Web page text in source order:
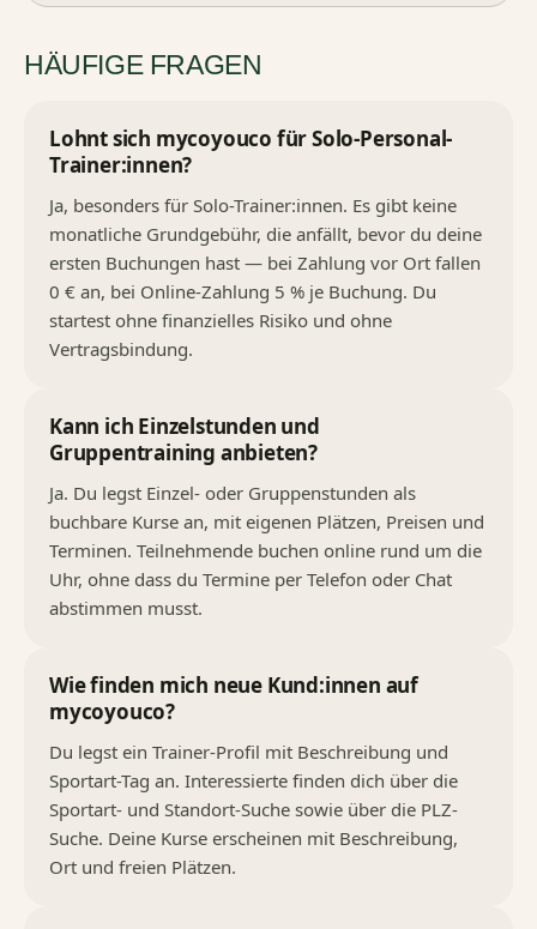
HÄUFIGE FRAGEN
Lohnt sich mycoyouco für Solo-Personal-
Trainer:innen?
Ja, besonders für Solo-Trainer:innen. Es gibt keine
monatliche Grundgebühr, die anfällt, bevor du deine
ersten Buchungen hast — bei Zahlung vor Ort fallen
0 € an, bei Online-Zahlung 5 % je Buchung. Du
startest ohne finanzielles Risiko und ohne
Vertragsbindung.
Kann ich Einzelstunden und
Gruppentraining anbieten?
Ja. Du legst Einzel- oder Gruppenstunden als
buchbare Kurse an, mit eigenen Plätzen, Preisen und
Terminen. Teilnehmende buchen online rund um die
Uhr, ohne dass du Termine per Telefon oder Chat
abstimmen musst.
Wie finden mich neue Kund:innen auf
mycoyouco?
Du legst ein Trainer-Profil mit Beschreibung und
Sportart-Tag an. Interessierte finden dich über die
Sportart- und Standort-Suche sowie über die PLZ-
Suche. Deine Kurse erscheinen mit Beschreibung,
Ort und freien Plätzen.